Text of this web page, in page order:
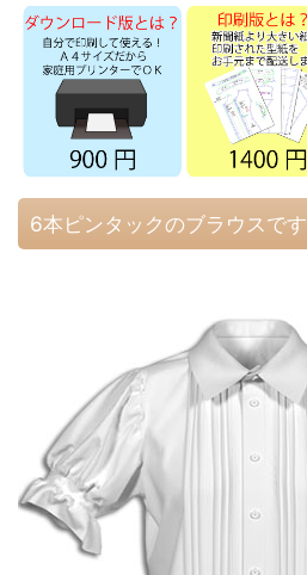
6本ピンタックのブラウスです